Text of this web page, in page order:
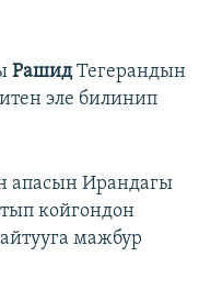
РашидТегерандын
эле билинип
апасын Ирандагы
койгондон
мажбур